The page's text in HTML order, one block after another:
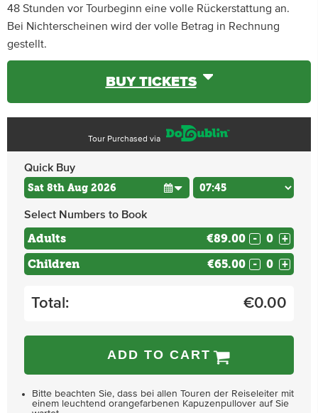
48 Stunden vor Tourbeginn eine volle Rückerstattung an.
Bei Nichterscheinen wird der volle Betrag in Rechnung
gestellt.
BUY TICKETS
Tour Purchased via
Quick Buy
Select Numbers to Book
Adults €89.00 - +
Children €65.00 - +
Total: €0.00
ADD TO CART
Bitte beachten Sie, dass bei allen Touren der Reiseleiter mit
einem leuchtend orangefarbenen Kapuzenpullover auf Sie